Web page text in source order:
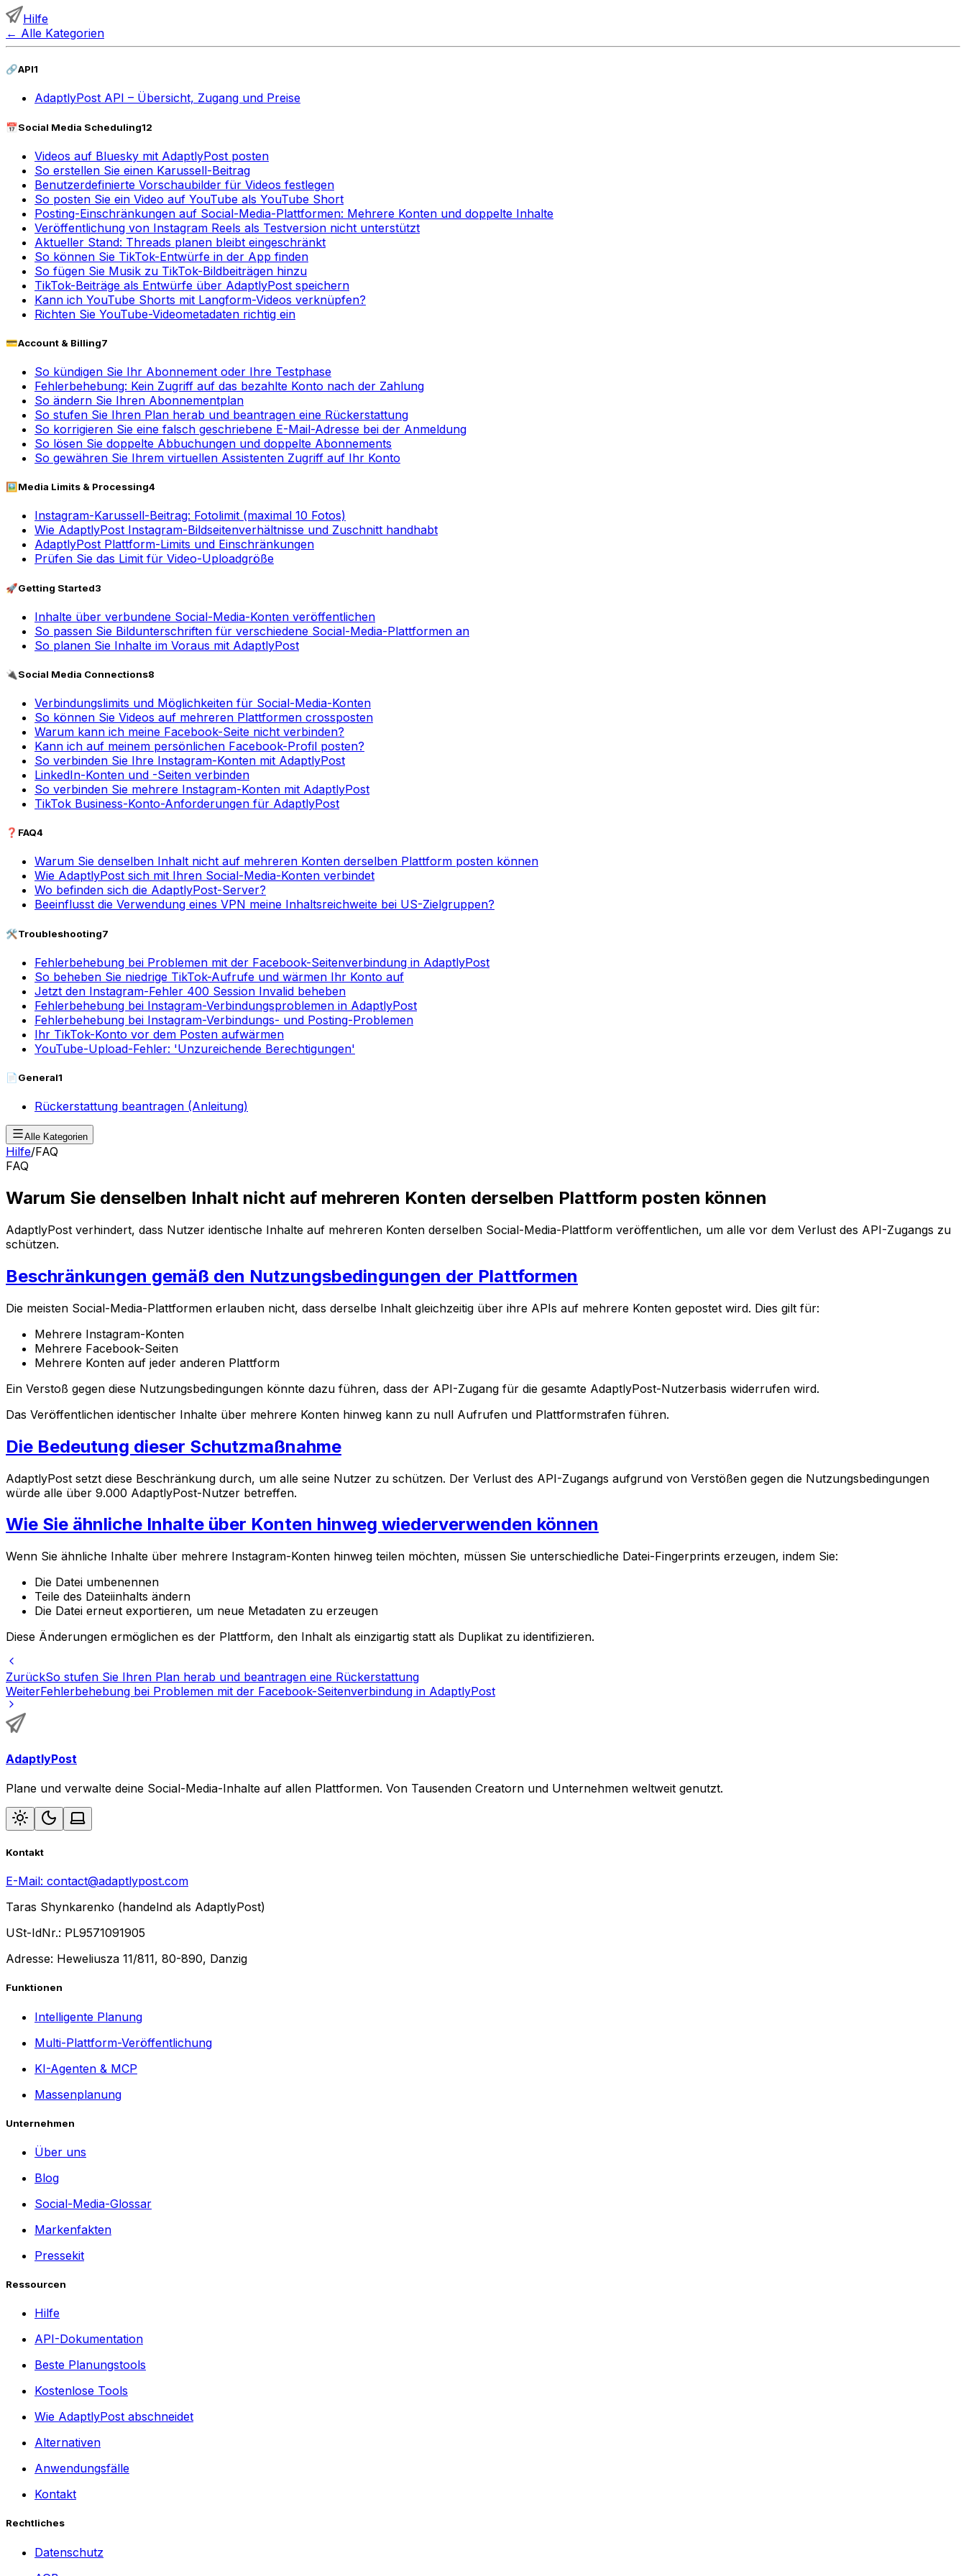
Hilfe
← Alle Kategorien
🔗API1
AdaptlyPost API – Übersicht, Zugang und Preise
📅Social Media Scheduling12
Videos auf Bluesky mit AdaptlyPost posten
So erstellen Sie einen Karussell-Beitrag
Benutzerdefinierte Vorschaubilder für Videos festlegen
So posten Sie ein Video auf YouTube als YouTube Short
Posting-Einschränkungen auf Social-Media-Plattformen: Mehrere Konten und doppelte Inhalte
Veröffentlichung von Instagram Reels als Testversion nicht unterstützt
Aktueller Stand: Threads planen bleibt eingeschränkt
So können Sie TikTok-Entwürfe in der App finden
So fügen Sie Musik zu TikTok-Bildbeiträgen hinzu
TikTok-Beiträge als Entwürfe über AdaptlyPost speichern
Kann ich YouTube Shorts mit Langform-Videos verknüpfen?
Richten Sie YouTube-Videometadaten richtig ein
💳Account & Billing7
So kündigen Sie Ihr Abonnement oder Ihre Testphase
Fehlerbehebung: Kein Zugriff auf das bezahlte Konto nach der Zahlung
So ändern Sie Ihren Abonnementplan
So stufen Sie Ihren Plan herab und beantragen eine Rückerstattung
So korrigieren Sie eine falsch geschriebene E-Mail-Adresse bei der Anmeldung
So lösen Sie doppelte Abbuchungen und doppelte Abonnements
So gewähren Sie Ihrem virtuellen Assistenten Zugriff auf Ihr Konto
🖼️ Media Limits & Processing4
Instagram-Karussell-Beitrag: Fotolimit (maximal 10 Fotos)
Wie AdaptlyPost Instagram-Bildseitenverhältnisse und Zuschnitt handhabt
AdaptlyPost Plattform-Limits und Einschränkungen
Prüfen Sie das Limit für Video-Uploadgröße
🚀Getting Started3
Inhalte über verbundene Social-Media-Konten veröffentlichen
So passen Sie Bildunterschriften für verschiedene Social-Media-Plattformen an
So planen Sie Inhalte im Voraus mit AdaptlyPost
🔌Social Media Connections8
Verbindungslimits und Möglichkeiten für Social-Media-Konten
So können Sie Videos auf mehreren Plattformen crossposten
Warum kann ich meine Facebook-Seite nicht verbinden?
Kann ich auf meinem persönlichen Facebook-Profil posten?
So verbinden Sie Ihre Instagram-Konten mit AdaptlyPost
LinkedIn-Konten und -Seiten verbinden
So verbinden Sie mehrere Instagram-Konten mit AdaptlyPost
TikTok Business-Konto-Anforderungen für AdaptlyPost
❓ FAQ4
Warum Sie denselben Inhalt nicht auf mehreren Konten derselben Plattform posten können
Wie AdaptlyPost sich mit Ihren Social-Media-Konten verbindet
Wo befinden sich die AdaptlyPost-Server?
Beeinflusst die Verwendung eines VPN meine Inhaltsreichweite bei US-Zielgruppen?
🛠️Troubleshooting7
Fehlerbehebung bei Problemen mit der Facebook-Seitenverbindung in AdaptlyPost
So beheben Sie niedrige TikTok-Aufrufe und wärmen Ihr Konto auf
Jetzt den Instagram-Fehler 400 Session Invalid beheben
Fehlerbehebung bei Instagram-Verbindungsproblemen in AdaptlyPost
Fehlerbehebung bei Instagram-Verbindungs- und Posting-Problemen
Ihr TikTok-Konto vor dem Posten aufwärmen
YouTube-Upload-Fehler: 'Unzureichende Berechtigungen'
📄General1
Rückerstattung beantragen (Anleitung)
Alle Kategorien
Hilfe/FAQ
FAQ
Warum Sie denselben Inhalt nicht auf mehreren Konten derselben Plattform posten können
AdaptlyPost verhindert, dass Nutzer identische Inhalte auf mehreren Konten derselben Social-Media-Plattform veröffentlichen, um alle vor dem Verlust des API-Zugangs zu
schützen.
Beschränkungen gemäß den Nutzungsbedingungen der Plattformen
Die meisten Social-Media-Plattformen erlauben nicht, dass derselbe Inhalt gleichzeitig über ihre APIs auf mehrere Konten gepostet wird. Dies gilt für:
Mehrere Instagram-Konten
Mehrere Facebook-Seiten
Mehrere Konten auf jeder anderen Plattform
Ein Verstoß gegen diese Nutzungsbedingungen könnte dazu führen, dass der API-Zugang für die gesamte AdaptlyPost-Nutzerbasis widerrufen wird.
Das Veröffentlichen identischer Inhalte über mehrere Konten hinweg kann zu null Aufrufen und Plattformstrafen führen.
Die Bedeutung dieser Schutzmaßnahme
AdaptlyPost setzt diese Beschränkung durch, um alle seine Nutzer zu schützen. Der Verlust des API-Zugangs aufgrund von Verstößen gegen die Nutzungsbedingungen
würde alle über 9.000 AdaptlyPost-Nutzer betreffen.
Wie Sie ähnliche Inhalte über Konten hinweg wiederverwenden können
Wenn Sie ähnliche Inhalte über mehrere Instagram-Konten hinweg teilen möchten, müssen Sie unterschiedliche Datei-Fingerprints erzeugen, indem Sie:
Die Datei umbenennen
Teile des Dateiinhalts ändern
Die Datei erneut exportieren, um neue Metadaten zu erzeugen
Diese Änderungen ermöglichen es der Plattform, den Inhalt als einzigartig statt als Duplikat zu identifizieren.
ZurückSo stufen Sie Ihren Plan herab und beantragen eine Rückerstattung
WeiterFehlerbehebung bei Problemen mit der Facebook-Seitenverbindung in AdaptlyPost
AdaptlyPost
Plane und verwalte deine Social-Media-Inhalte auf allen Plattformen. Von Tausenden Creatorn und Unternehmen weltweit genutzt.
Kontakt
E-Mail: contact@adaptlypost.com
Taras Shynkarenko (handelnd als AdaptlyPost)
USt-IdNr.: PL9571091905
Adresse: Heweliusza 11/811, 80-890, Danzig
Funktionen
Intelligente Planung
Multi-Plattform-Veröffentlichung
KI-Agenten & MCP
Massenplanung
Unternehmen
Über uns
Blog
Social-Media-Glossar
Markenfakten
Pressekit
Ressourcen
Hilfe
API-Dokumentation
Beste Planungstools
Kostenlose Tools
Wie AdaptlyPost abschneidet
Alternativen
Anwendungsfälle
Kontakt
Rechtliches
Datenschutz